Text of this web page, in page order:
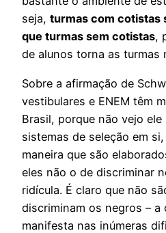
seja, turmas com cotistas
que turmas sem cotistas,
de alunos torna as turmas
Sobre a afirmação de
vestibulares e ENEM têm
Brasil, porque não vejo
sistemas de seleção em
maneira que são
eles não o de discriminar
ridícula. É claro que não
discriminam os negros – a
manifesta nas inúmeras